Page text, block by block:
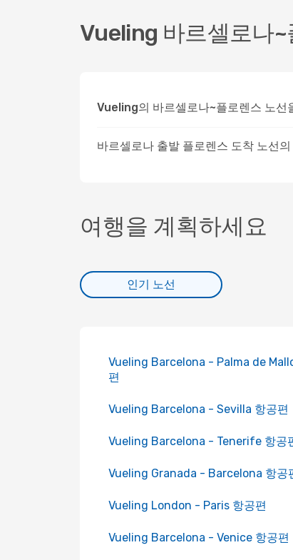
Vueling 바르셀로나~
Vueling의 바르셀로나~플로렌스 노선
바르셀로나 출발 플로렌스 도착 노선
여행을 계획하세요
인기 노선
Vueling Barcelona - Palma de
편
Vueling Barcelona - Sevilla 항공편
Vueling Barcelona - Tenerife 항공
Vueling Granada - Barcelona 항공
Vueling London - Paris 항공편
Vueling Barcelona - Venice 항공편